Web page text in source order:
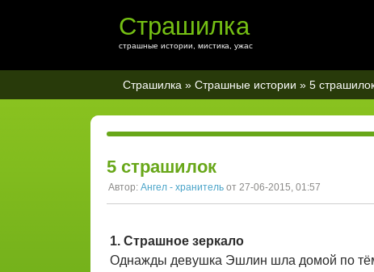
Страшилка
страшные истории, мистика, ужас
Страшилка » Страшные истории » 5
5 страшилок
Автор: Ангел - хранитель от 27-06-2015, 01:57
1. Страшное зеркало
Однажды девушка Эшлин шла домой по